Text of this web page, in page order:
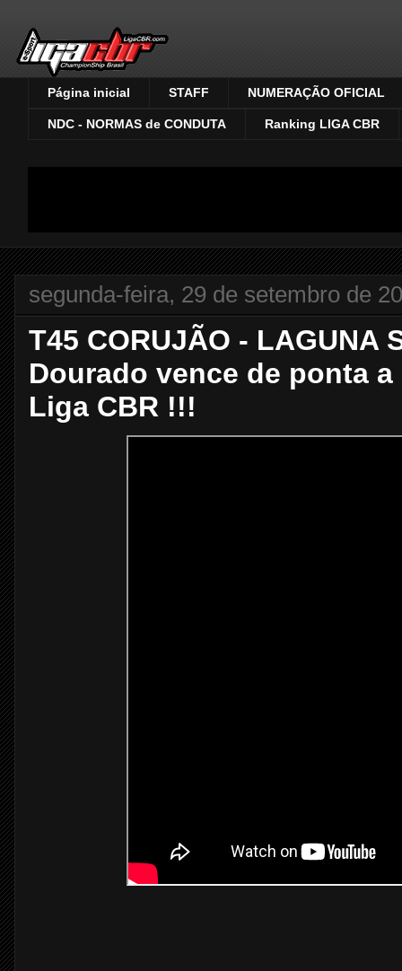
Página inicial STAFF NUMERAÇÃO OFICIAL
NDC - NORMAS de CONDUTA Ranking LIGA CBR
segunda-feira, 29 de setembro de
T45 CORUJÃO - LAGUNA
Dourado vence de ponta
Liga CBR !!!